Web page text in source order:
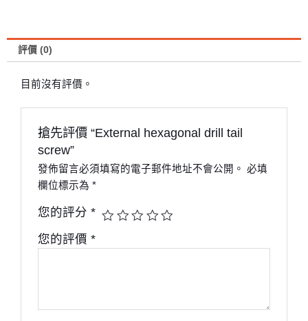
評價 (0)
目前沒有評價。
搶先評價 “External hexagonal drill tail
screw”
發佈留言必須填寫的電子郵件地址不會公開。 必填
欄位標示為*
您的評分*
您的評價*